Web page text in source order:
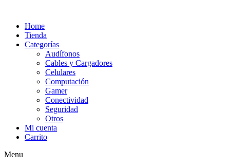
contenidoHome
Tienda
Categorías
Audífonos
Cables y Cargadores
Celulares
Computación
Gamer
Conectividad
Seguridad
Otros
Mi cuenta
Carrito
Menu